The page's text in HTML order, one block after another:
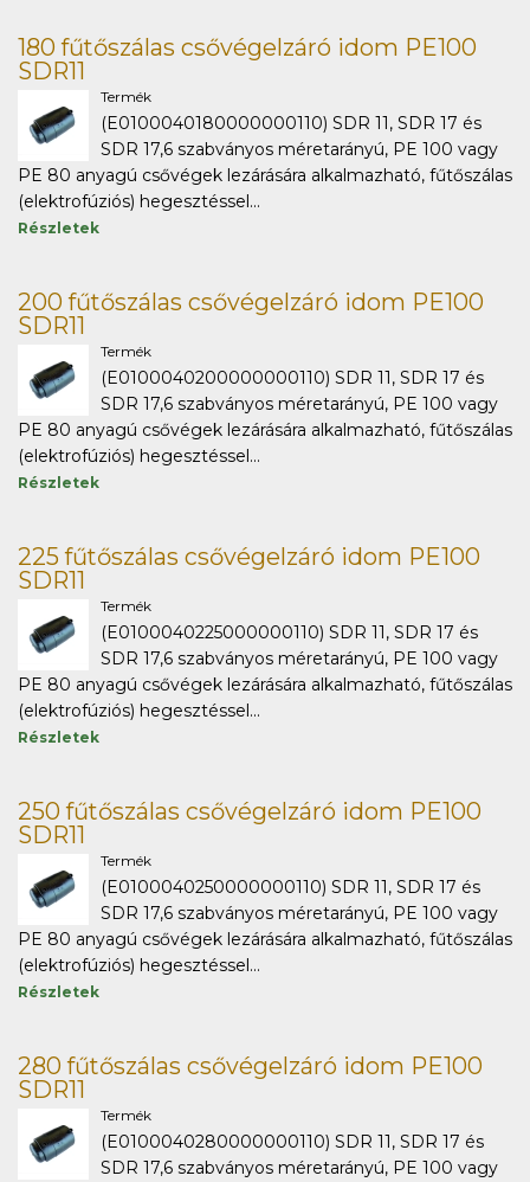
180 fűtőszálas csővégelzáró idom PE100
SDR11
Termék
(E0100040180000000110) SDR 11, SDR 17 és
SDR 17,6 szabványos méretarányú, PE 100 vagy
PE 80 anyagú csővégek lezárására alkalmazható, fűtőszálas
(elektrofúziós) hegesztéssel...
Részletek
200 fűtőszálas csővégelzáró idom PE100
SDR11
Termék
(E0100040200000000110) SDR 11, SDR 17 és
SDR 17,6 szabványos méretarányú, PE 100 vagy
PE 80 anyagú csővégek lezárására alkalmazható, fűtőszálas
(elektrofúziós) hegesztéssel...
Részletek
225 fűtőszálas csővégelzáró idom PE100
SDR11
Termék
(E0100040225000000110) SDR 11, SDR 17 és
SDR 17,6 szabványos méretarányú, PE 100 vagy
PE 80 anyagú csővégek lezárására alkalmazható, fűtőszálas
(elektrofúziós) hegesztéssel...
Részletek
250 fűtőszálas csővégelzáró idom PE100
SDR11
Termék
(E0100040250000000110) SDR 11, SDR 17 és
SDR 17,6 szabványos méretarányú, PE 100 vagy
PE 80 anyagú csővégek lezárására alkalmazható, fűtőszálas
(elektrofúziós) hegesztéssel...
Részletek
280 fűtőszálas csővégelzáró idom PE100
SDR11
Termék
(E0100040280000000110) SDR 11, SDR 17 és
SDR 17,6 szabványos méretarányú, PE 100 vagy